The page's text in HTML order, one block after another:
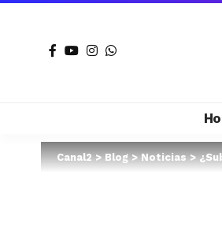
Canal2>Blog>Noticias>